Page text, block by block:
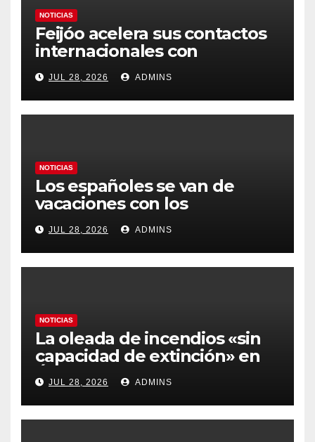
NOTICIAS
Feijóo acelera sus contactos
internacionales con
Latinoamérica como socio
prioritario en su agenda de
gobierno
JUL 28, 2026 ADMINS
NOTICIAS
Los españoles se van de
vacaciones con los
carburantes hasta un 21%
más caros que el año pasado
y los hoteles disparados
JUL 28, 2026 ADMINS
NOTICIAS
La oleada de incendios «sin
capacidad de extinción» en
Ávila y al oeste de Madrid
obliga a declarar la
emergencia nacional
JUL 28, 2026 ADMINS